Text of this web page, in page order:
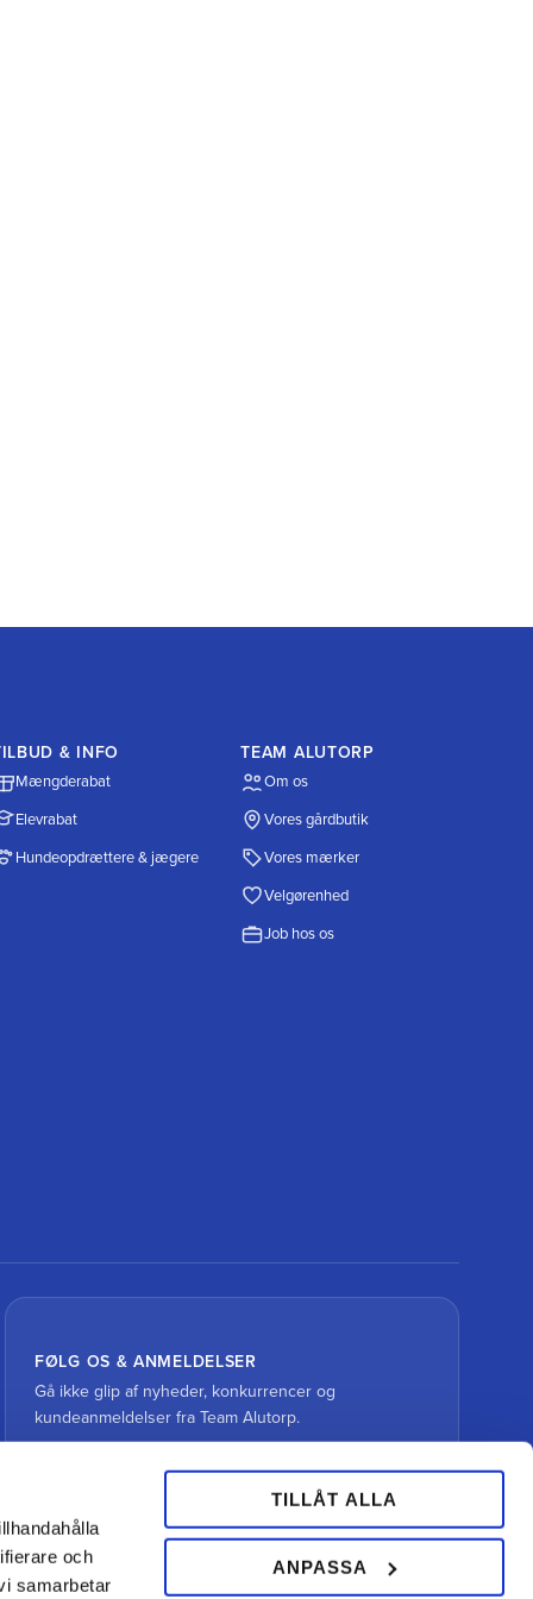
och
samarbetar
TILLÅT ALLA
ANPASSA
& INFO
Mængderabat
Elevrabat
Hundeopdrættere & jægere
TEAM ALUTORP
Om os
Vores gårdbutik
Vores mærker
Velgørenhed
Job hos os
FØLG OS & ANMELDELSER
Gå ikke glip af nyheder, konkurrencer og
kundeanmeldelser fra Team Alutorp.